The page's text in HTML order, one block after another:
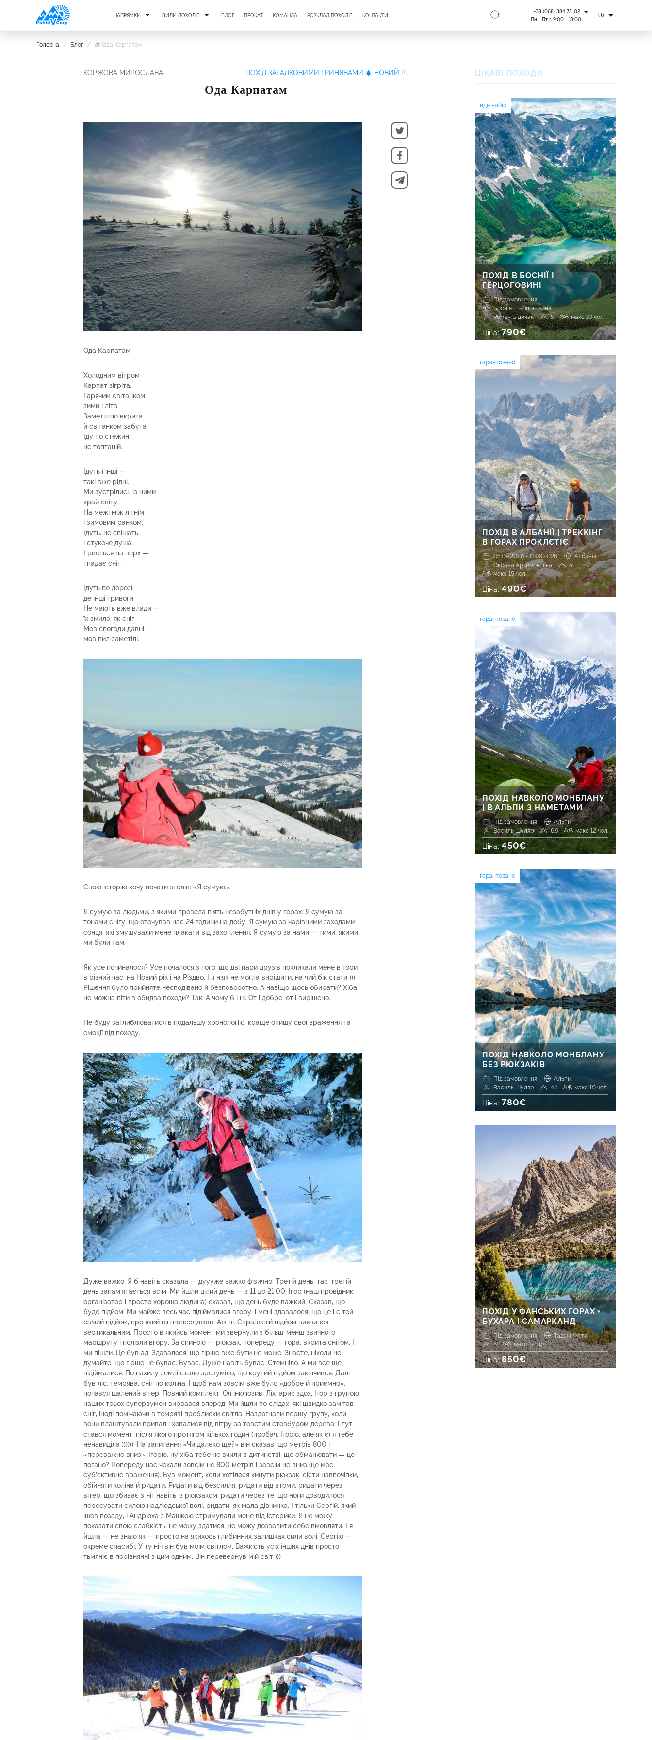
НАПРЯМКИ ВИДИ ПОХОДІВ БЛОГ ПРОКАТ КОМАНДА РОЗКЛАД ПОХОДІВ КОНТАКТИ
+38 (068) 384 73-02
Пн - Пт з 9:00 - 18:00
Ua
Головна / Блог / 🎁 Ода Карпатам
КОРЖОВА МИРОСЛАВА ПОХІД ЗАГАДКОВИМИ ГРИНЯВАМИ 🎄 НОВИЙ РІК В КАРПАТАХ
Ода Карпатам
Ода Карпатам
Холодним вітром
Карпат зігріта,
Гарячим світанком
зими і літа.
Заметіллю вкрита
й світанком забута,
Іду по стежині,
не топтаній.
Ідуть і інші —
такі вже рідні.
Ми зустрілись із ними
край світу,
На межі між літнім
і зимовим ранком.
Ідуть, не спішать,
і стукоче душа,
І рветься на верх —
і падає сніг.
Ідуть по дорозі,
де інші тривоги
Не мають вже влади —
їх змило, як сніг,
Мов спогади давні,
мов пил заметілі.
Свою історію хочу почати зі слів: «Я сумую».
Я сумую за людьми, з якими провела п’ять незабутніх днів у горах. Я сумую за
тонами снігу, що оточував нас 24 години на добу. Я сумую за чарівними заходами
сонця, які змушували мене плакати від захоплення. Я сумую за нами — тими, якими
ми були там.
Як усе починалося? Усе почалося з того, що дві пари друзів покликали мене в гори
в різний час: на Новий рік і на Різдво. І я ніяк не могла вирішити, на чий бік стати )))
Рішення було прийняте несподівано й безповоротно. А навіщо щось обирати? Хіба
не можна піти в обидва походи? Так. А чому б і ні. От і добре, от і вирішено.
Не буду заглиблюватися в подальшу хронологію, краще опишу свої враження та
емоції від походу.
Дуже важко. Я б навіть сказала — дуууже важко фізично. Третій день, так, третій
день запам’ятається всім. Ми йшли цілий день — з 11 до 21:00. Ігор (наш провідник,
організатор і просто хороша людина) сказав, що день буде важкий. Сказав, що
буде підйом. Ми майже весь час підіймалися вгору, і мені здавалося, що це і є той
самий підйом, про який він попереджав. Аж ні. Справжній підйом виявився
вертикальним. Просто в якийсь момент ми звернули з більш-менш звичного
маршруту і полізли вгору. За спиною — рюкзак, попереду — гора, вкрита снігом. І
ми пішли. Це був ад. Здавалося, що гірше вже бути не може. Знаєте, ніколи не
думайте, що гірше не буває. Буває. Дуже навіть буває. Стемніло. А ми все ще
підіймалися. По нахилу землі стало зрозуміло, що крутий підйом закінчився. Далі
був ліс, темрява, сніг по коліна. І щоб нам зовсім вже було «добре й приємно»,
почався шалений вітер. Повний комплект. Ол інклюзив. Ліхтарик здох. Ігор з групою
наших трьох супервумен вирвався вперед. Ми йшли по слідах, які швидко замітав
сніг, іноді помічаючи в темряві проблиски світла. Наздогнали першу групу, коли
вони влаштували привал і ховалися від вітру за товстим стовбуром дерева. І тут
стався момент, після якого протягом кількох годин (пробач, Ігорю, але як є) я тебе
ненавиділа )))))). На запитання «Чи далеко ще?» він сказав, що метрів 800 і
«переважно вниз». Ігорю, ну хіба тебе не вчили в дитинстві, що обманювати — це
погано? Попереду нас чекали зовсім не 800 метрів і зовсім не вниз (це моє
суб’єктивне враження). Був момент, коли хотілося кинути рюкзак, сісти навпочіпки,
обійняти коліна й ридати. Ридати від безсилля, ридати від втоми, ридати через
вітер, що збиває з ніг навіть із рюкзаком, ридати через те, що ноги доводилося
пересувати силою надлюдської волі, ридати, як мала дівчинка. І тільки Сергій, який
ішов позаду, і Андрюха з Машкою стримували мене від істерики. Я не можу
показати свою слабкість, не можу здатися, не можу дозволити себе вмовляти. І я
йшла — не знаю як — просто на якихось глибинних залишках сили волі. Сергію —
окреме спасибі. У ту ніч він був моїм світлом. Важкість усіх інших днів просто
тьмяніє в порівнянні з цим одним. Він перевернув мій світ )))
ЦІКАВІ ПОХОДИ
йде набір
ПОХІД В БОСНІЇ І
ГЕРЦОГОВИНІ
Під замовлення
Боснія і Герцоговина
Роман Бідичак
5 макс 10 чол.
Ціна:790€
гарантовано
ПОХІД В АЛБАНІЇ | ТРЕККІНГ
В ГОРАХ ПРОКЛЄТІЄ
05.09.2026 - 11.09.2026
Албанія
Оксана Артемовська
5
макс 15 чол.
Ціна:490€
гарантовано
ПОХІД НАВКОЛО МОНБЛАНУ
| В АЛЬПИ З НАМЕТАМИ
Під замовлення
Альпи
Василь Шуляр
6.9 макс 12 чол.
Ціна:450€
гарантовано
ПОХІД НАВКОЛО МОНБЛАНУ
БЕЗ РЮКЗАКІВ
Під замовлення
Альпи
Василь Шуляр
4.1 макс 10 чол.
Ціна: 780€
ПОХІД У ФАНСЬКИХ ГОРАХ +
БУХАРА І САМАРКАНД
Під замовлення
Таджикистан
8
макс 12 чол.
Ціна:850€